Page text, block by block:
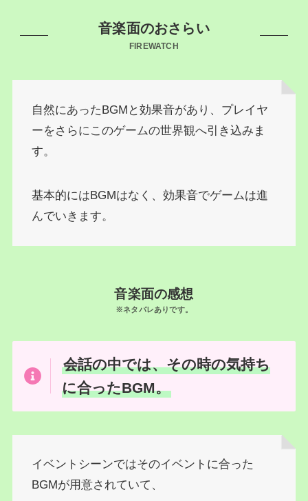
音楽面のおさらい
FIREWATCH
自然にあったBGMと効果音があり、プレイヤ
ーをさらにこのゲームの世界観へ引き込みま
す。
基本的にはBGMはなく、効果音でゲームは進
んでいきます。
音楽面の感想
※ネタバレありです。
会話の中では、その時の気持ち
に合ったBGM。
イベントシーンではそのイベントに合った
BGMが用意されていて、